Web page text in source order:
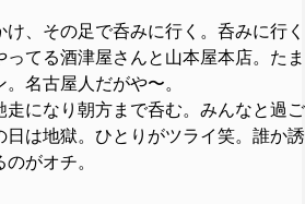
、その足で呑みに行く。呑みに行く
てる酒津屋さんと山本屋本店。たま
名古屋人だがや〜。
走になり朝方まで呑む。みんなと過ご
は地獄。ひとりがツライ笑。誰か誘
がオチ。